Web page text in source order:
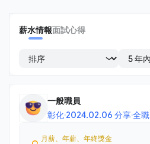
薪水情報面試心得
一般職員
彰化·2024.02.06 分享·全職
月薪、年薪、年終獎金